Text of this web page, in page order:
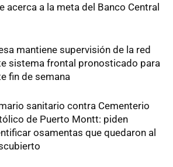
acerca a la meta del Banco Central
mantiene supervisión de la red
sistema frontal pronosticado para
fin de semana
sanitario contra Cementerio
de Puerto Montt: piden
osamentas que quedaron al